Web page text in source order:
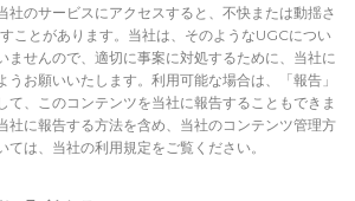
社のサービスにアクセスすると、不快または動揺さ
ことがあります。当社は、そのようなUGCについ
ませんので、適切に事案に対処するために、当社に
うお願いいたします。利用可能な場合は、「報告」
て、このコンテンツを当社に報告することもできま
社に報告する方法を含め、当社のコンテンツ管理方
ては、当社の利用規定をご覧ください。